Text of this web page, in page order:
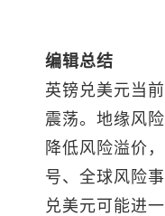
编辑总结
英镑兑美元当
震荡。地缘风
降低风险溢价
号、全球风险
兑美元可能进